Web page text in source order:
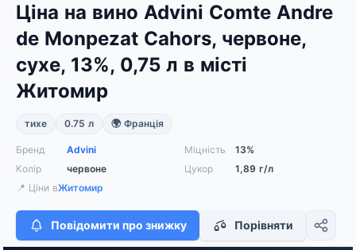
Ціна на вино Advini Comte Andre
de Monpezat Cahors, червоне,
сухе, 13%, 0,75 л в місті
Житомир
тихе 0.75 л 🌍 Франція
Бренд Advini Міцність
13%
Колір
червоне Цукор
1,89 г/л
📍 Ціни вЖитомир
Повідомити про знижку Порівняти